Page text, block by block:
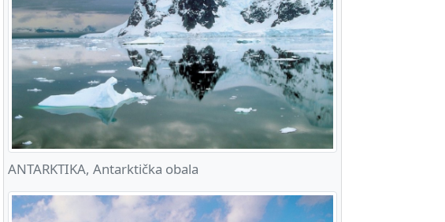
ANTARKTIKA, Antarktička obala